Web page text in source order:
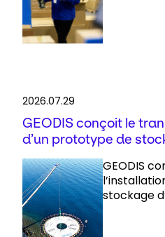
2026.07.29
GEODIS conçoit le
d’un prototype de
GEODIS
stockage